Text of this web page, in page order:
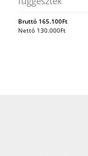
Bruttó 165.100Ft
Nettó 130.000Ft